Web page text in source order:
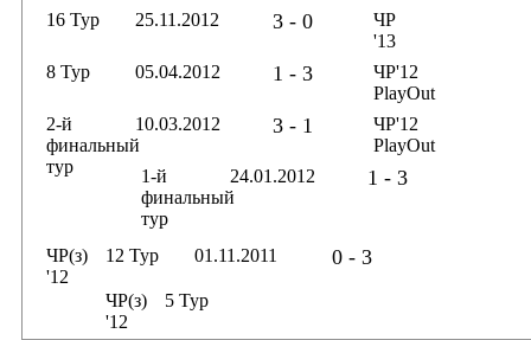
16 Тур
25.11.2012 3 - 0
ЧР
'13
8 Тур
05.04.2012 1 - 3
ЧР'12
PlayOut
2-й
финальный
тур
10.03.2012 3 - 1
ЧР'12
PlayOut
1-й
финальный
тур
24.01.2012 1 - 3
ЧР(з)
'12
12 Тур 01.11.2011 0 - 3
ЧР(з)
'12
5 Тур